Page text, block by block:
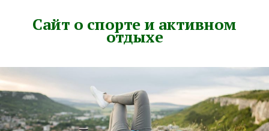
Сайт о спорте и активном
отдыхе